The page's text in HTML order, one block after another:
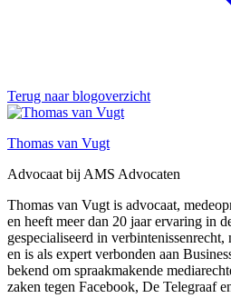
Terug naar blogoverzicht
Thomas van Vugt
Advocaat bij AMS Advocaten
Thomas van Vugt is advocaat,
en heeft meer dan 20 jaar ervaring in
gespecialiseerd in
en is als expert verbonden aan
bekend om spraakmakende
zaken tegen Facebook, De Telegraaf